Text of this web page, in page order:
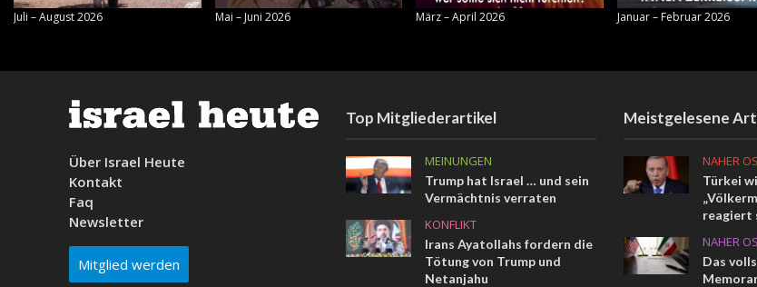
Juli – August 2026 Mai – Juni 2026 März – April 2026 Januar – Februar 2026
Über Israel Heute
Kontakt
Faq
Newsletter
Mitglied werden
Top Mitgliederartikel
MEINUNGEN
Trump hat Israel … und sein
Vermächtnis verraten
KONFLIKT
Irans Ayatollahs fordern die
Tötung von Trump und
Netanjahu
Meistgelesene
NAHER
Türkei
reagiert
NAHER
Das